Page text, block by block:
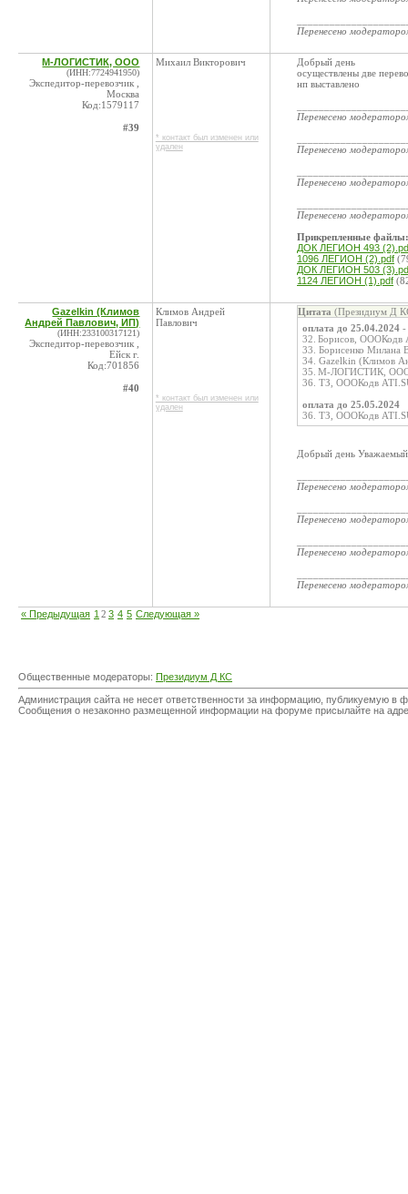
Перенесено
М-ЛОГИСТИК, ООО
(ИНН:7724941950)
Экспедитор-перевозчик ,
Москва
Код:1579117
#39
Михаил Викторович
* контакт был изменен или
удален
Добрый день
осуществлены две
нп выставлено
Перенесено
Перенесено
Перенесено
Перенесено
Прикрепленные файлы:
ДОК ЛЕГИОН 493
1096 ЛЕГИОН (2).pdf
ДОК ЛЕГИОН 503
1124 ЛЕГИОН (1).pdf
Gazelkin (Климов
Андрей Павлович, ИП)
(ИНН:233100317121)
Экспедитор-перевозчик ,
Ейск г.
Код:701856
#40
Климов Андрей
Павлович
* контакт был изменен или
удален
Цитата (Президиум Д
оплата до 25.04.2024 -
32. Борисов, ОООКодв
33. Борисенко Милана
34. Gazelkin (Климов
35. М-ЛОГИСТИК,
36. ТЗ, ОООКодв
оплата до 25.05.2024
36. ТЗ, ОООКодв
Добрый день Уважаемый
Перенесено
Перенесено
Перенесено
Перенесено
« Предыдущая 1 2 3 4 5 Следующая »
Общественные модераторы: Президиум Д КС
Администрация сайта не несет ответственности за информацию, публикуемую
Сообщения о незаконно размещенной информации на форуме присылайте на